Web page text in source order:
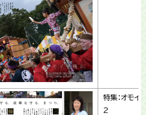
特集：オモイ
2